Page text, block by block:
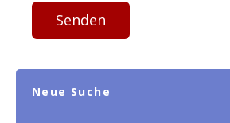
Senden
Neue Suche